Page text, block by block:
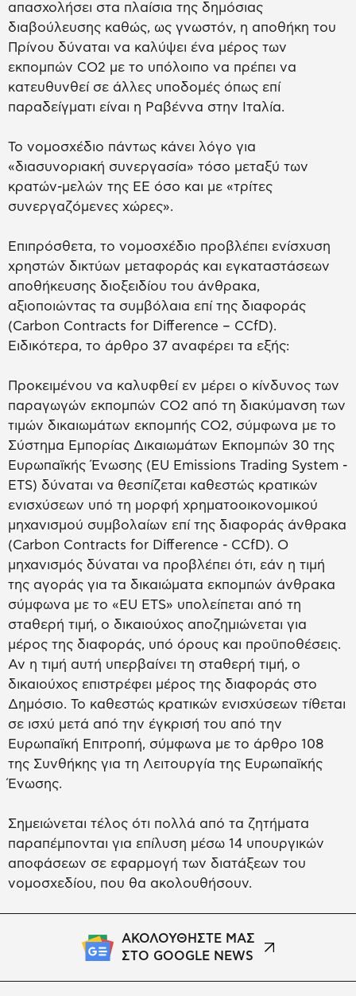
απασχολήσει στα πλαίσια της δημόσιας
διαβούλευσης καθώς, ως γνωστόν, η αποθήκη του
Πρίνου δύναται να καλύψει ένα μέρος των
εκπομπών CO2 με το υπόλοιπο να πρέπει να
κατευθυνθεί σε άλλες υποδομές όπως επί
παραδείγματι είναι η Ραβέννα στην Ιταλία.
Το νομοσχέδιο πάντως κάνει λόγο για
«διασυνοριακή συνεργασία» τόσο μεταξύ των
κρατών-μελών της ΕΕ όσο και με «τρίτες
συνεργαζόμενες χώρες».
Επιπρόσθετα, το νομοσχέδιο προβλέπει ενίσχυση
χρηστών δικτύων μεταφοράς και εγκαταστάσεων
αποθήκευσης διοξειδίου του άνθρακα,
αξιοποιώντας τα συμβόλαια επί της διαφοράς
(Carbon Contracts for Difference – CCfD).
Ειδικότερα, το άρθρο 37 αναφέρει τα εξής:
Προκειμένου να καλυφθεί εν μέρει ο κίνδυνος των
παραγωγών εκπομπών CO2 από τη διακύμανση των
τιμών δικαιωμάτων εκπομπής CO2, σύμφωνα με το
Σύστημα Εμπορίας Δικαιωμάτων Εκπομπών 30 της
Ευρωπαϊκής Ένωσης (EU Emissions Trading System -
ETS) δύναται να θεσπίζεται καθεστώς κρατικών
ενισχύσεων υπό τη μορφή χρηματοοικονομικού
μηχανισμού συμβολαίων επί της διαφοράς άνθρακα
(Carbon Contracts for Difference - CCfD). Ο
μηχανισμός δύναται να προβλέπει ότι, εάν η τιμή
της αγοράς για τα δικαιώματα εκπομπών άνθρακα
σύμφωνα με το «EU ETS» υπολείπεται από τη
σταθερή τιμή, ο δικαιούχος αποζημιώνεται για
μέρος της διαφοράς, υπό όρους και προϋποθέσεις.
Αν η τιμή αυτή υπερβαίνει τη σταθερή τιμή, ο
δικαιούχος επιστρέφει μέρος της διαφοράς στο
Δημόσιο. Το καθεστώς κρατικών ενισχύσεων τίθεται
σε ισχύ μετά από την έγκρισή του από την
Ευρωπαϊκή Επιτροπή, σύμφωνα με το άρθρο 108
της Συνθήκης για τη Λειτουργία της Ευρωπαϊκής
Ένωσης.
Σημειώνεται τέλος ότι πολλά από τα ζητήματα
παραπέμπονται για επίλυση μέσω 14 υπουργικών
αποφάσεων σε εφαρμογή των διατάξεων του
νομοσχεδίου, που θα ακολουθήσουν.
ΑΚΟΛΟΥΘΗΣΤΕ ΜΑΣ
ΣΤΟ GOOGLE NEWS